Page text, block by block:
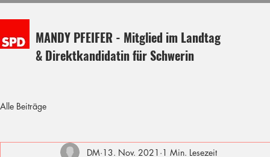
MANDY PFEIFER - Mitglied im Landtag
& Direktkandidatin für Schwerin
Alle Beiträge
DM 13. Nov. 2021 1 Min. Lesezeit